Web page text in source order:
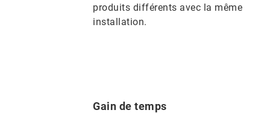
produits différents avec la même
installation.
Gain de temps